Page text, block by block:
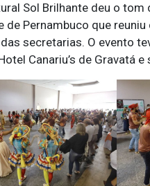
Sol Brilhante deu o tom
Pernambuco que
secretarias. O evento
Canariu’s de Gravatá